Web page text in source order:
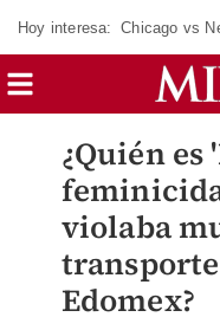
Hoy interesa: Chicago vs
¿Quién es
violaba
Edomex?